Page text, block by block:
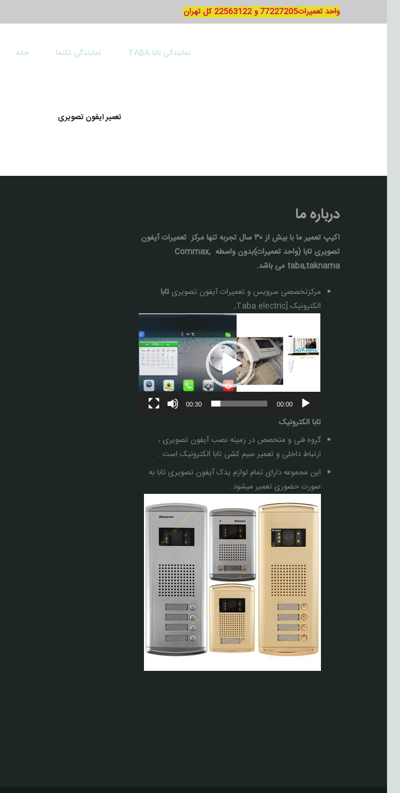
واحد تعمیرات77227205 و 22563122 کل تهران
نمایندگی تابا TABA نمایندگی تکنما خانه
تعمیر ایفون تصویری
درباره ما
اکیپ تعمیر ما با بيش از ۳۰ سال تجربه تنها مركز تعمیرات آيفون
تصويری تابا (واحد تعمیرات)بدون واسطه Commax,
taba,taknama می باشد.
مرکزتخصصی سرویس و تعمیرات آیفون تصویریتابا
الکترونیک [Taba electric,
00:00
00:30
تابا الکترونیک
گروه فنی و متخصص در زمینه نصب آیفون تصویری ،
ارتباط داخلی و تعمیر سیم کشی تابا الکترونیک است .
این مجموعه دارای تمام لوازم یدک آیفون تصویری تابا به
صورت حضوری تعمیر میشود.